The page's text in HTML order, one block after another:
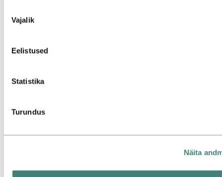
neile edastanud, või teabega, mille nad on kogunud teie
isikuandmete vastutav töötleja. Nende kolmandate
valik
Vajalik
Eelistused
Statistika
Turundus
Näita
markiisid ja päikesevarjud valivad madalama